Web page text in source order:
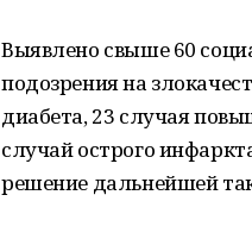
Выявлено свыше 60
подозрения на
диабета, 23 случая
случай острого
решение дальнейшей